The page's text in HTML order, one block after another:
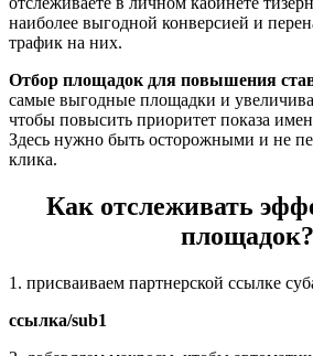
наиболее выгодной конверсией и
трафик на них.
Отбор площадок для повышения
самые выгодные площадки и
чтобы повысить приоритет показа
Здесь нужно быть осторожными и не
клика.
Как отслеживать
площадок?
1. присваиваем партнерской ссылке
ссылка/sub1